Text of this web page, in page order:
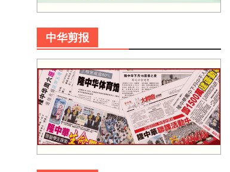
中华剪报